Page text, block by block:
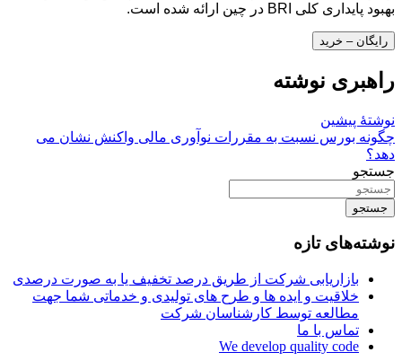
بهبود پایداری کلی BRI در چین ارائه شده است.
رایگان – خرید
راهبری نوشته
نوشتهٔ پیشین
چگونه بورس نسبت به مقررات نوآوری مالی واکنش نشان می
دهد؟
جستجو
جستجو
نوشته‌های تازه
بازاریابی شرکت از طریق درصد تخفیف یا به صورت درصدی
خلاقیت و ایده ها و طرح های تولیدی و خدماتی شما جهت
مطالعه توسط کارشناسان شرکت
تماس با ما
We develop quality code